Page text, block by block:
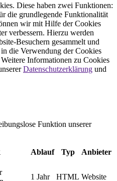
Diese haben zwei Funktionen:
die grundlegende Funktionalität
wir mit Hilfe der Cookies
verbessern. Hierzu werden
Besuchern gesammelt und
die Verwendung der Cookies
Informationen zu Cookies
Datenschutzerklärung und
Funktion unserer
Ablauf Typ Anbieter
1 Jahr HTML Website